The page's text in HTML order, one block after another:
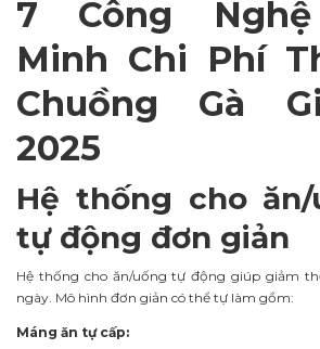
7 Công
Minh Chi Phí
Chuồng Gà
2025
Hệ thống cho ăn/
tự động đơn giản
Hệ thống cho ăn/uống tự động giúp giảm
ngày. Mô hình đơn giản có thể tự làm gồm:
Máng ăn tự cấp: